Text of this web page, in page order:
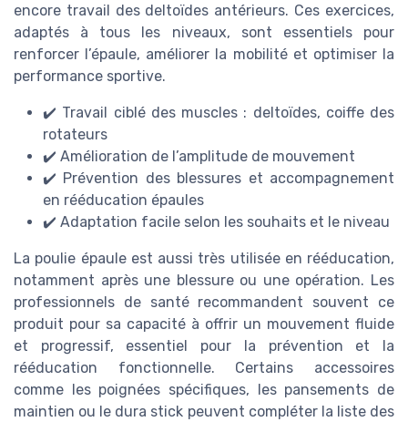
encore travail des deltoïdes antérieurs. Ces exercices,
adaptés à tous les niveaux, sont essentiels pour
renforcer l’épaule, améliorer la mobilité et optimiser la
performance sportive.
✔️ Travail ciblé des muscles : deltoïdes, coiffe des
rotateurs
✔️ Amélioration de l’amplitude de mouvement
✔️ Prévention des blessures et accompagnement
en rééducation épaules
✔️ Adaptation facile selon les souhaits et le niveau
La poulie épaule est aussi très utilisée en rééducation,
notamment après une blessure ou une opération. Les
professionnels de santé recommandent souvent ce
produit pour sa capacité à offrir un mouvement fluide
et progressif, essentiel pour la prévention et la
rééducation fonctionnelle. Certains accessoires
comme les poignées spécifiques, les pansements de
maintien ou le dura stick peuvent compléter la liste des